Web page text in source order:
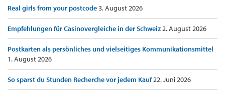
Real girls from your postcode3. August 2026
Empfehlungen für Casinovergleiche in der Schweiz2. August 2026
Postkarten als persönliches und vielseitiges Kommunikationsmittel
1. August 2026
So sparst du Stunden Recherche vor jedem Kauf22. Juni 2026